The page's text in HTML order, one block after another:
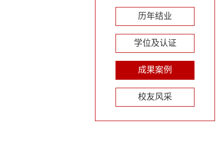
历年结业
学位及认证
成果案例
校友风采